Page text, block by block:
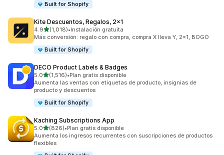
Built for Shopify
Kite Descuentos, Regalos, 2x1
4.9de 5 estrellas
(1,018)
1018 reseñas en total
•Instalación gratuita
Más conversión: regalo con compra, compra X lleva Y, 2x1, BOGO
Built for Shopify
DECO Product Labels & Badges
5.0de 5 estrellas
(1,516)
1516 reseñas en total
•Plan gratis disponible
Aumenta las ventas con etiquetas de producto, insignias de
producto y descuentos
Built for Shopify
Kaching Subscriptions App
5.0de 5 estrellas
(826)
826 reseñas en total
•Plan gratis disponible
Aumenta los ingresos recurrentes con suscripciones de productos
flexibles